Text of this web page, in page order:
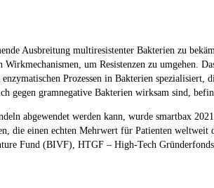
Ausbreitung multiresistenter Bakterien zu
um Resistenzen zu umgehen.
Prozessen in Bakterien
gegen gramnegative Bakterien wirksam sind,
abgewendet werden kann, wurde smartbax
die einen echten Mehrwert für Patienten
Fund (BIVF), HTGF – High-Tech